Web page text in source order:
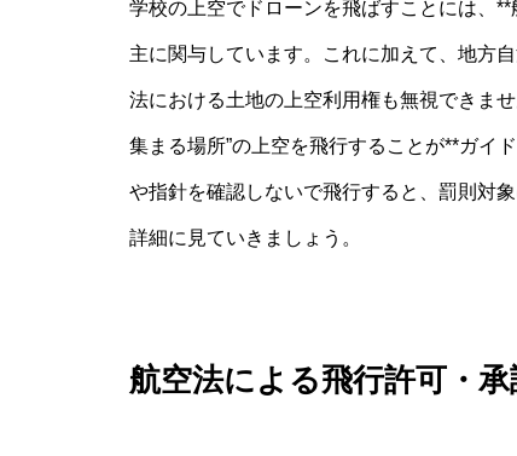
学校の上空でドローンを飛ばすことには、
主に関与しています。これに加えて、地方
法における土地の上空利用権も無視できま
集まる場所”の上空を飛行することが**ガイ
や指針を確認しないで飛行すると、罰則対
詳細に見ていきましょう。
航空法による飛行許可・